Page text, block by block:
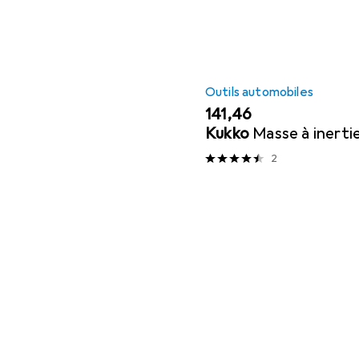
Outils automobiles
EUR
141,46
Kukko Masse à
2